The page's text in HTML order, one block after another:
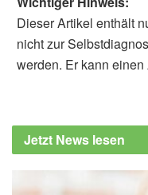
Dieser Artikel enthält
nicht zur
werden. Er kann
Jetzt News lesen